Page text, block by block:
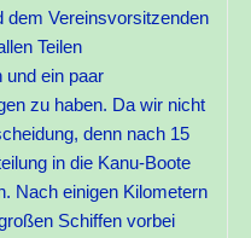
dem Vereinsvorsitzenden
Teilen
ein paar
zu haben. Da wir nicht
denn nach 15
in die Kanu-Boote
Nach einigen Kilometern
Schiffen vorbei